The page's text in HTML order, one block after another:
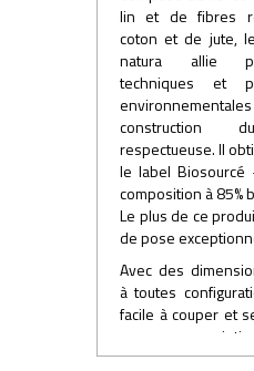
lin et de fibres
coton et de jute,
natura allie
techniques et
construction
respectueuse. Il
le label Biosourcé
composition à 85%
Le plus de ce
de pose
Avec des
à toutes
facile à couper et
panneau se
aisément. Doux,